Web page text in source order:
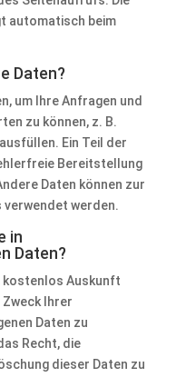
automatisch beim
Daten?
um Ihre Anfragen und
zu können, z. B.
Ein Teil der
Bereitstellung
Daten können zur
werden.
in
Daten?
kostenlos Auskunft
Ihrer
Daten zu
Recht, die
dieser Daten zu